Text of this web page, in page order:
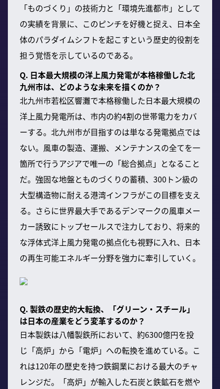
「ものづくり」の技術力と「環境先進都市」として
の実績を背景に、このピンチを好機と捉え、日本全
体のパラダイムシフトを起こすという歴史的役割を
担う覚悟を示しているのである。
Q. 日本最大規模の洋上風力発電が本格稼働した北
九州市は、どのような未来を描くのか？
北九州市若松区響灘で本格稼働した日本最大規模の
洋上風力発電所は、市内の約4割の世帯電力をカバ
ーする。北九州市が目指すのは単なる発電拠点では
ない。風車の製造、運搬、メンテナンスの全てを一
箇所で行うアジアで唯一の「総合拠点」となること
だ。強固な地盤とものづくりの蓄積、300トン級の
大型構造物に耐える港湾インフラがこの目標を支え
る。さらに世界最大手であるデンマークの風車メー
カー誘致にトップセールスで注力しており、将来的
な浮体式洋上風力発電の拠点化も視野に入れ、日本
の再生可能エネルギー分野を強力に牽引していく。
Q. 製鉄の歴史的大転換、「グリーン・スチール」
は日本の産業をどう変革するのか？
日本製鉄は八幡製鉄所において、約6300億円を投
じ「高炉」から「電炉」への転換を進めている。こ
れは120年の歴史を持つ鉄鋼業における最大のチャ
レンジだ。「高炉」が輸入した石炭と鉄鉱石を燃や